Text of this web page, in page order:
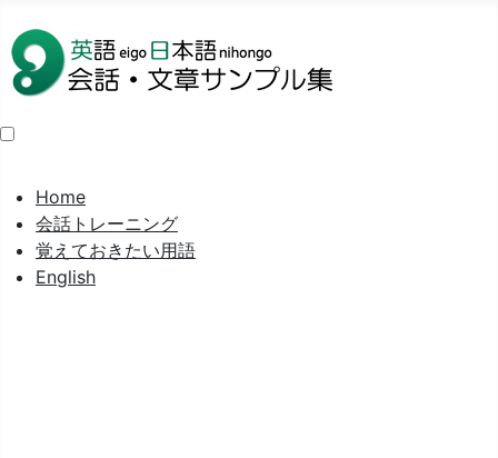
Home
会話トレーニング
覚えておきたい用語
English